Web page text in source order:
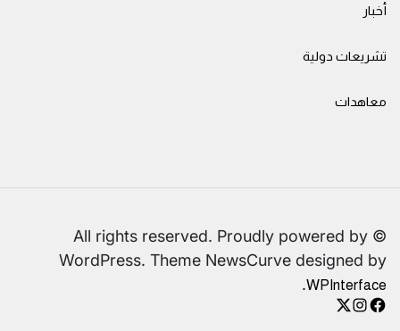
أخبار
تشريعات دولية
معاهدات
© All rights reserved. Proudly powered by
WordPress. Theme NewsCurve designed by
WPInterface
.
facebook
instagram
X